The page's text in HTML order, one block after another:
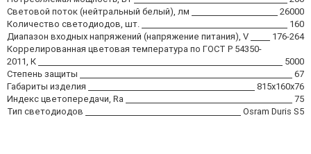
Световой поток (нейтральный белый), лм
26000
Количество светодиодов, шт.
160
Диапазон входных напряжений (напряжение питания), V
176-264
Коррелированная цветовая температура по ГОСТ Р 54350-
2011, К
5000
Степень защиты
67
Габариты изделия
815х160х76
Индекс цветопередачи, Ra
75
Тип светодиодов
Osram Duris S5